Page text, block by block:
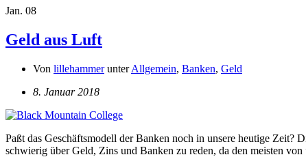
Jan. 08
Geld aus Luft
Von lillehammerunterAllgemein, Banken, Geld
8. Januar 2018
Paßt das Geschäftsmodell der Banken noch in unsere heutige Zeit?
schwierig über Geld, Zins und Banken zu reden, da den meisten